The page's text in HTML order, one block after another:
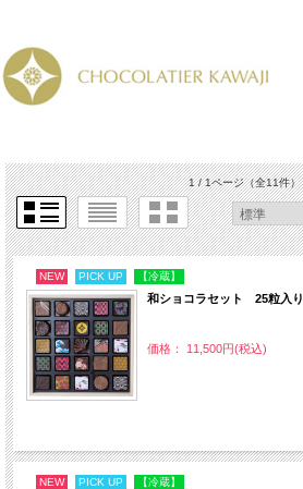
1 / 1ページ（全11件）
NEW PICK UP 【冷蔵】
和ショコラセット 25粒入り
価格： 11,500円(税込)
NEW PICK UP 【冷蔵】